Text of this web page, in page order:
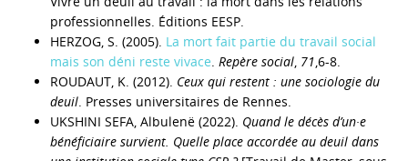
professionnelles. Éditions EESP.
HERZOG, S. (2005). La mort fait partie du travail social
mais son déni reste vivace. Repère social, 71,6-8.
ROUDAUT, K. (2012). Ceux qui restent : une sociologie du
deuil. Presses universitaires de Rennes.
UKSHINI SEFA, Albulenë (2022). Quand le décès d’un·e
bénéficiaire survient. Quelle place accordée au deuil dans